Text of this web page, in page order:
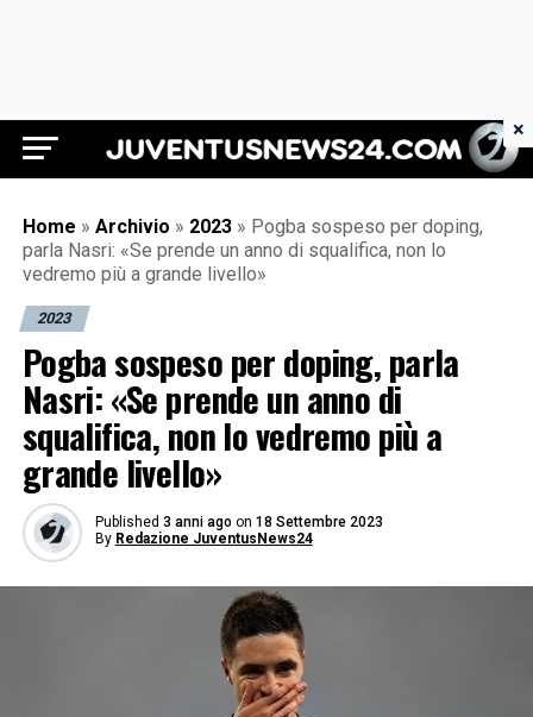
Juventus News 24
Home » Archivio » 2023 » Pogba sospeso per doping,
parla Nasri: «Se prende un anno di squalifica, non lo
vedremo più a grande livello»
2023
Pogba sospeso per doping, parla
Nasri: «Se prende un anno di
squalifica, non lo vedremo più a
grande livello»
Published 3 anni ago on 18 Settembre 2023
By Redazione JuventusNews24
×